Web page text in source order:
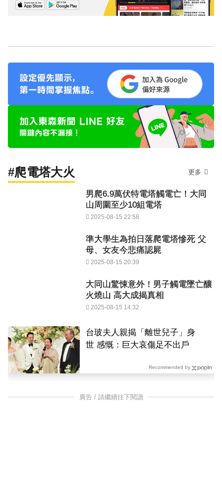
#爬電塔大火 更多
男爬6.9萬伏特電塔觸電亡！大同
山周圍至少10組電塔
2025-08-15 22:58
準大學生為拍日落爬電塔慘死 父
母、女友今悲痛認屍
2025-08-15 20:39
大同山驚悚意外！男子觸電墜亡釀
火燒山 高大成揭真相
2025-08-15 14:32
台玻夫人親揭「離世兒子」身
世 感慨：巨大哀傷足不出戶
Recommended by
廣告 / 請繼續往下閱讀